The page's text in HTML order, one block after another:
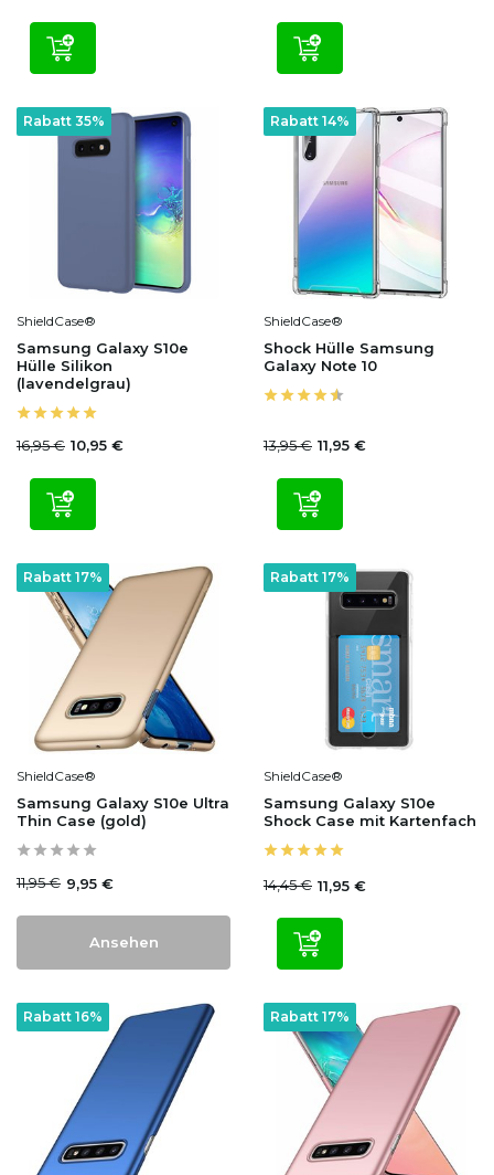
Rabatt 35%
ShieldCase®
Samsung Galaxy S10e
Hülle Silikon
(lavendelgrau)
16,95 € 10,95 €
Rabatt 14%
ShieldCase®
Shock Hülle Samsung
Galaxy Note 10
13,95 € 11,95 €
Rabatt 17%
ShieldCase®
Samsung Galaxy S10e Ultra
Thin Case (gold)
11,95 € 9,95 €
Ansehen
Rabatt 17%
ShieldCase®
Samsung Galaxy S10e
Shock Case mit Kartenfach
14,45 € 11,95 €
Rabatt 16% Rabatt 17%